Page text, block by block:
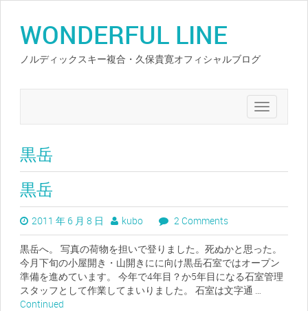
WONDERFUL LINE
ノルディックスキー複合・久保貴寛オフィシャルブログ
Toggle
navigation
黒岳
黒岳
2011 年 6 月 8 日 kubo 2 Comments
黒岳へ。 写真の荷物を担いで登りました。死ぬかと思った。
今月下旬の小屋開き・山開きにに向け黒岳石室ではオープン
準備を進めています。 今年で4年目？か5年目になる石室管理
スタッフとして作業してまいりました。 石室は文字通 …
Continued